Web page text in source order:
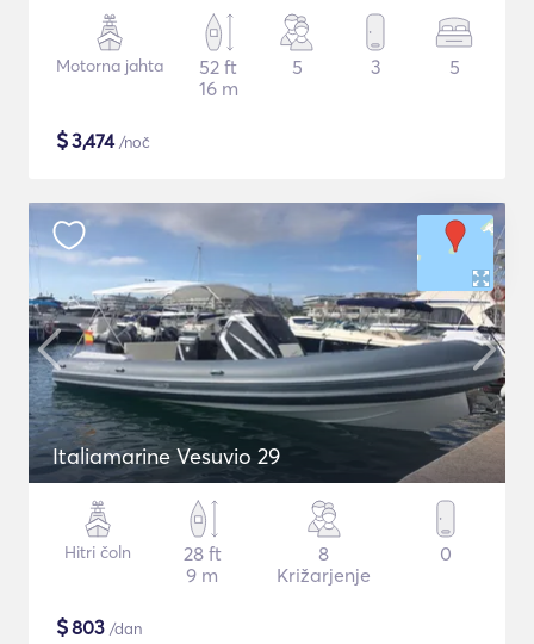
Motorna jahta
52 ft
16 m
5 3 5
$3,474/noč
Italiamarine Vesuvio 29
Hitri čoln
28 ft
9 m
8
Križarjenje
0
$803 /dan